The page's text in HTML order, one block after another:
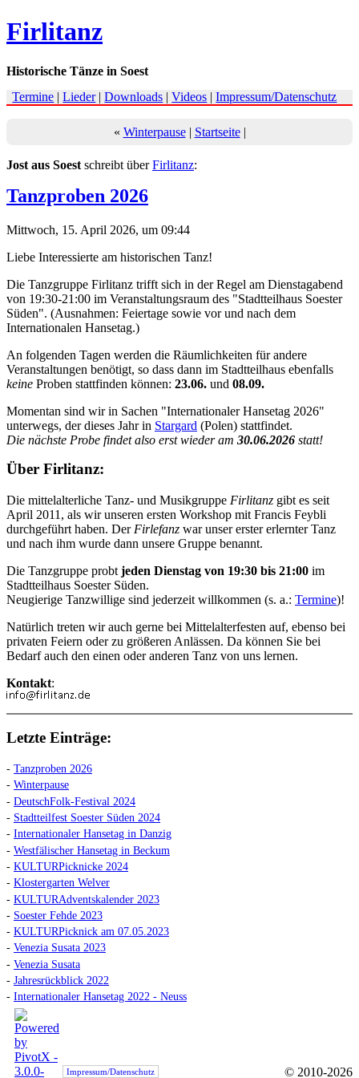
Firlitanz
Historische Tänze in Soest
Termine |Lieder|Downloads |Videos |Impressum/Datenschutz
« Winterpause| Startseite|
Jost aus Soest schreibt überFirlitanz:
Tanzproben 2026
Mittwoch, 15. April 2026, um 09:44
Liebe Interessierte am historischen Tanz!
Die Tanzgruppe Firlitanz trifft sich in der Regel am Dienstagabend
von 19:30-21:00 im Veranstaltungsraum des "Stadtteilhaus Soester
Süden". (Ausnahmen: Feiertage sowie vor und nach dem
Internationalen Hansetag.)
An folgenden Tagen werden die Räumlichkeiten für andere
Veranstaltungen benötigt, so dass dann im Stadtteilhaus ebenfalls
keine Proben stattfinden können: 23.06. und 08.09.
Momentan sind wir in Sachen "Internationaler Hansetag 2026"
unterwegs, der dieses Jahr in Stargard (Polen) stattfindet.
Die nächste Probe findet also erst wieder am 30.06.2026 statt!
Über Firlitanz:
Die mittelalterliche Tanz- und Musikgruppe Firlitanz gibt es seit
April 2011, als wir unseren ersten Workshop mit Francis Feybli
durchgeführt haben. Der Firlefanz war unser erster erlernter Tanz
und nach ihm wurde dann unsere Gruppe benannt.
Die Tanzgruppe probt jeden Dienstag von 19:30 bis 21:00 im
Stadtteilhaus Soester Süden.
Neugierige Tanzwillige sind jederzeit willkommen (s. a.: Termine)!
Natürlich treten wir auch gerne bei Mittelalterfesten auf, ebenso bei
privaten Feiern oder zu größeren Anlässen. Da können Sie bei
Bedarf auch den einen oder anderen Tanz von uns lernen.
Kontakt:
Letzte Einträge:
- Tanzproben 2026
- Winterpause
- DeutschFolk-Festival 2024
- Stadtteilfest Soester Süden 2024
- Internationaler Hansetag in Danzig
- Westfälischer Hansetag in Beckum
- KULTURPicknicke 2024
- Klostergarten Welver
- KULTURAdventskalender 2023
- Soester Fehde 2023
- KULTURPicknick am 07.05.2023
- Venezia Susata 2023
- Venezia Susata
- Jahresrückblick 2022
- Internationaler Hansetag 2022 - Neuss
Impressum/Datenschutz © 2010-2026